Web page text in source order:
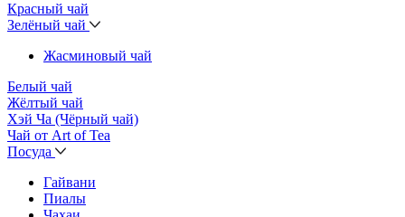
Красный чай
Зелёный чай
Жасминовый чай
Белый чай
Жёлтый чай
Хэй Ча (Чёрный чай)
Чай от Art of Tea
Посуда
Гайвани
Пиалы